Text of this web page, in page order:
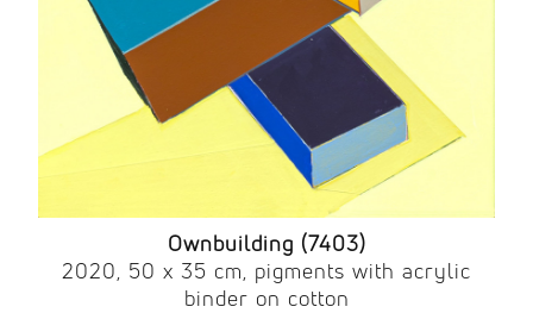
Ownbuilding (7403)
2020, 50 x 35 cm, pigments with acrylic
binder on cotton